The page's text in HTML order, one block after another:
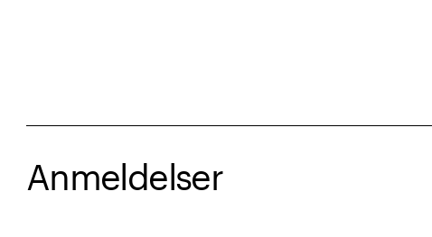
Anmeldelser